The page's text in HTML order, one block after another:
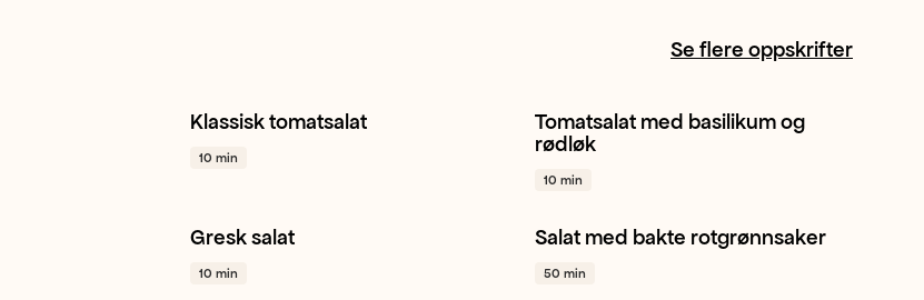
Se flere oppskrifter
Tomat Hvitløk Gressløk
Klassisk tomatsalat
10 min
Tomat Rødløk Salat + 1
Tomatsalat med basilikum og
rødløk
10 min
Salat Agurk
Gresk salat
10 min
Persillerot Gulrot Rødløk + 1
Salat med bakte rotgrønnsaker
50 min